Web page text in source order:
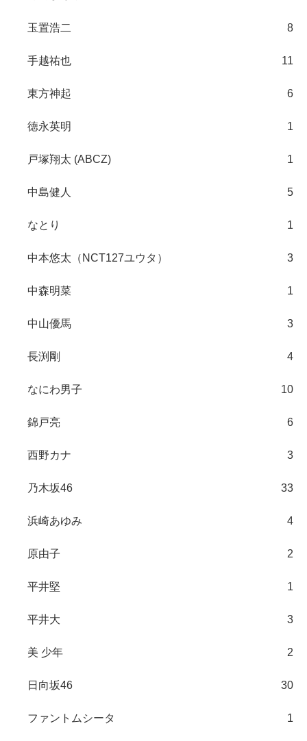
玉置浩二 8
手越祐也 11
東方神起 6
徳永英明 1
戸塚翔太 (ABCZ) 1
中島健人 5
なとり 1
中本悠太（NCT127ユウタ） 3
中森明菜 1
中山優馬 3
長渕剛 4
なにわ男子 10
錦戸亮 6
西野カナ 3
乃木坂46 33
浜崎あゆみ 4
原由子 2
平井堅 1
平井大 3
美 少年 2
日向坂46 30
ファントムシータ 1